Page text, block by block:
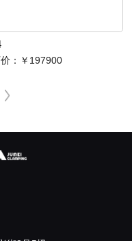
： ￥197900